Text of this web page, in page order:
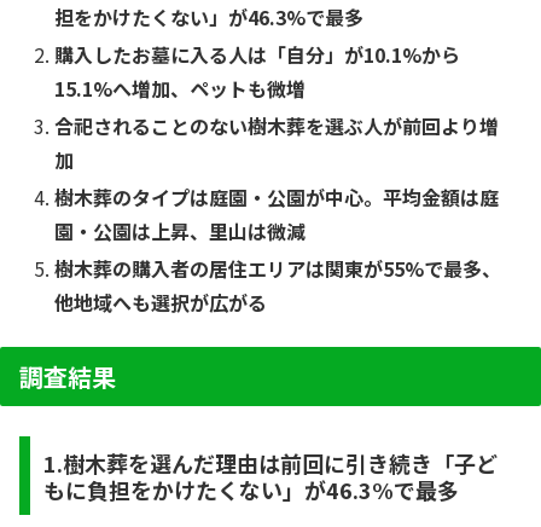
担をかけたくない」が46.3%で最多
購入したお墓に入る人は「自分」が10.1%から
15.1%へ増加、ペットも微増
合祀されることのない樹木葬を選ぶ人が前回より増
加
樹木葬のタイプは庭園・公園が中心。平均金額は庭
園・公園は上昇、里山は微減
樹木葬の購入者の居住エリアは関東が55%で最多、
他地域へも選択が広がる
調査結果
1.樹木葬を選んだ理由は前回に引き続き「子ど
もに負担をかけたくない」が46.3%で最多